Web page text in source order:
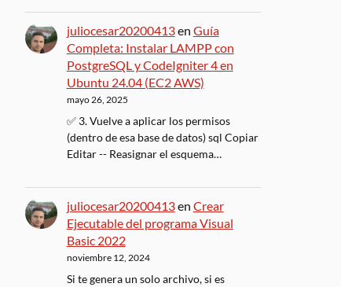
juliocesar20200413en Guía
Completa: Instalar LAMPP con
PostgreSQL y CodeIgniter 4 en
Ubuntu 24.04 (EC2 AWS)
mayo 26, 2025
✅ 3. Vuelve a aplicar los permisos
(dentro de esa base de datos) sql Copiar
Editar -- Reasignar el esquema…
juliocesar20200413en Crear
Ejecutable del programa Visual
Basic 2022
noviembre 12, 2024
Si te genera un solo archivo, si es